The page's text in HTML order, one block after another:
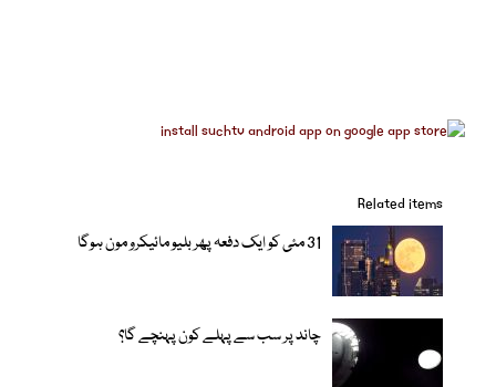
Related items
31 مئی کو ایک دفعہ پھر بلیو مائیکرو مون ہوگا
چاند پر سب سے پہلے کون پہنچے گا؟